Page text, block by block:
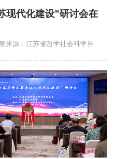
现代化建设”研讨会在
来源：江苏省哲学社会科学界